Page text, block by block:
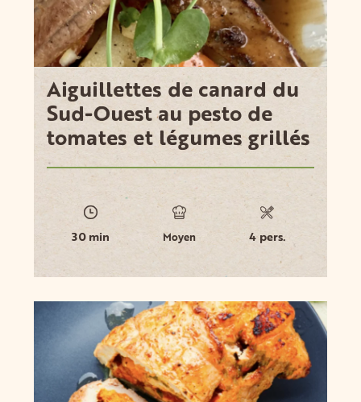
Aiguillettes de canard du
Sud-Ouest au pesto de
tomates et légumes grillés
30 min Moyen 4 pers.